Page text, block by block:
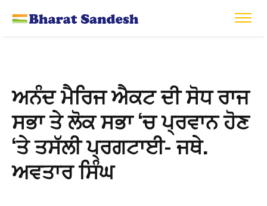
ਅਨੰਦ ਮੈਰਿਜ ਐਕਟ ਦੀ ਸੋਧ ਰਾਜ
ਸਭਾ ਤੇ ਲੋਕ ਸਭਾ ‘ਚ ਪ੍ਰਵਾਨ ਹੋਣ
‘ਤੇ ਤਸੱਲੀ ਪ੍ਰਗਟਾਈ- ਜਥੇ.
ਅਵਤਾਰ ਸਿੰਘ